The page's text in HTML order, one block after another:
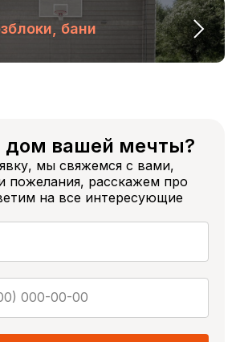
бани
дом вашей мечты?
мы свяжемся с вами,
пожелания, расскажем про
на все интересующие
2373014916